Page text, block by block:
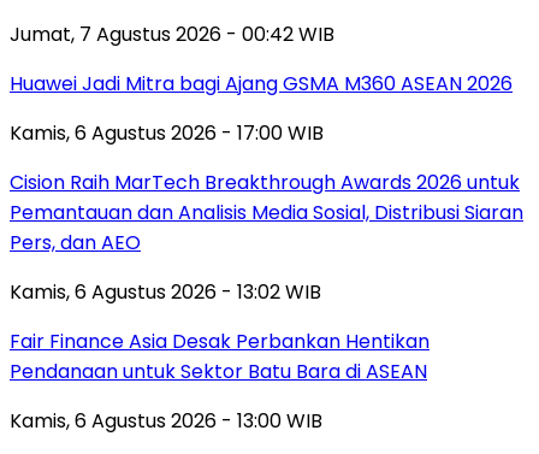
Jumat, 7 Agustus 2026 - 00:42 WIB
Huawei Jadi Mitra bagi Ajang GSMA M360 ASEAN 2026
Kamis, 6 Agustus 2026 - 17:00 WIB
Cision Raih MarTech Breakthrough Awards 2026 untuk
Pemantauan dan Analisis Media Sosial, Distribusi Siaran
Pers, dan AEO
Kamis, 6 Agustus 2026 - 13:02 WIB
Fair Finance Asia Desak Perbankan Hentikan
Pendanaan untuk Sektor Batu Bara di ASEAN
Kamis, 6 Agustus 2026 - 13:00 WIB